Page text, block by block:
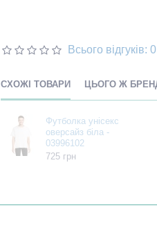
Всього відгуків: 0
СХОЖІ ТОВАРИ ЦЬОГО Ж
Футболка унісекс
оверсайз біла -
03996102
725 грн